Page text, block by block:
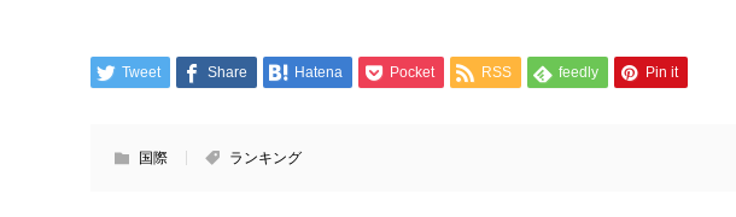
Tweet Share Hatena Pocket RSS feedly Pin it
国際 ランキング